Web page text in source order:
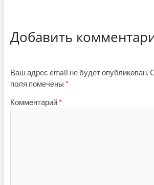
Добавить
Ваш адрес email не будет опубликован.
поля помечены *
Комментарий *